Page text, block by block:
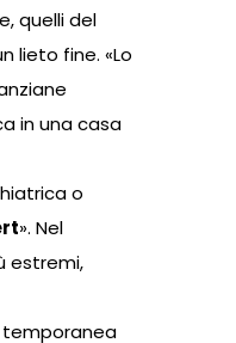
quelli del
lieto fine. «Lo
in una casa
o
». Nel
estremi,
temporanea